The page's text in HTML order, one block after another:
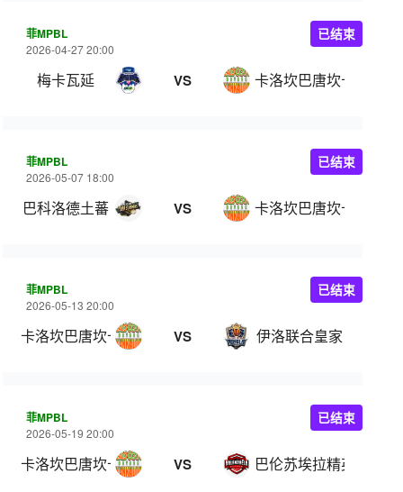
菲MPBL
2026-04-27 20:00
梅卡瓦延 VS 卡洛坎巴唐坎卡洛
已结束
菲MPBL
2026-05-07 18:00
巴科洛德土蕃 VS 卡洛坎巴唐坎卡洛
已结束
菲MPBL
2026-05-13 20:00
卡洛坎巴唐坎卡洛 VS 伊洛联合皇家
已结束
菲MPBL
2026-05-19 20:00
卡洛坎巴唐坎卡洛 VS 巴伦苏埃拉精英
已结束